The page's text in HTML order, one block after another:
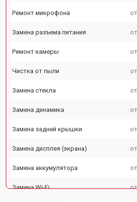
Ремонт микрофона
Замена разъема питания
Ремонт камеры
Чистка от пыли
Замена стекла
Замена динамика
Замена задней крышки
Замена дисплея (экрана)
Замена аккумулятора
Замена Wi-Fi